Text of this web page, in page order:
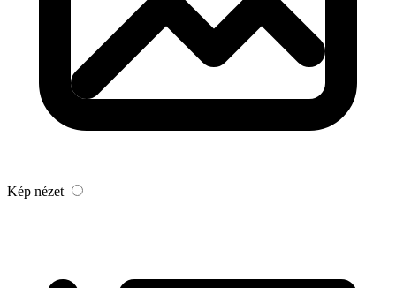
Kép nézet